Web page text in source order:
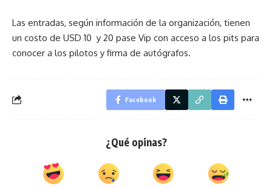
Las entradas, según información de la organización, tienen
un costo de USD 10 y 20 pase Vip con acceso a los pits para
conocer a los pilotos y firma de autógrafos.
Facebook
¿Qué opinas?